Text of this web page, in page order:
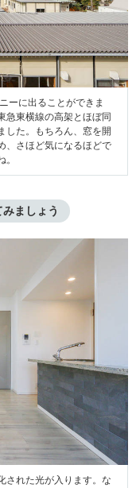
ーに出ることができま
急東横線の高架とほぼ同
した。もちろん、窓を開
、さほど気になるほどで
ましょう
された光が入ります。な